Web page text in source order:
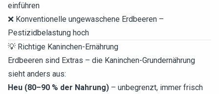
einführen
❌ Konventionelle ungewaschene Erdbeeren –
Pestizidbelastung hoch
💡 Richtige Kaninchen-Ernährung
Erdbeeren sind Extras – die Kaninchen-Grundernährung
sieht anders aus:
Heu (80–90 % der Nahrung) – unbegrenzt, immer frisch